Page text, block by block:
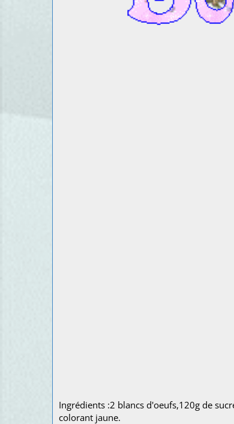
Pour 2
Ingrédients :2 blancs d'oeufs,120g de
colorant jaune.